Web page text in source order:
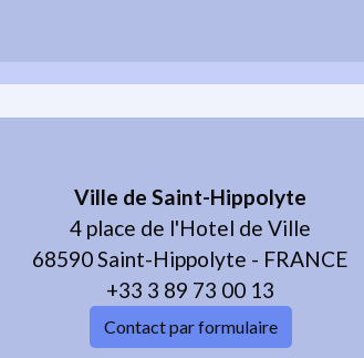
Ville de Saint-Hippolyte
4 place de l'Hotel de Ville
68590 Saint-Hippolyte - FRANCE
+33 3 89 73 00 13
Contact par formulaire